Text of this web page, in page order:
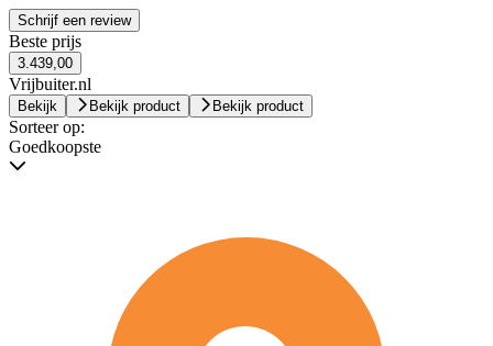
Schrijf een review
Beste prijs
3.439,00
Vrijbuiter.nl
Bekijk Bekijk product Bekijk product
Sorteer op:
Goedkoopste